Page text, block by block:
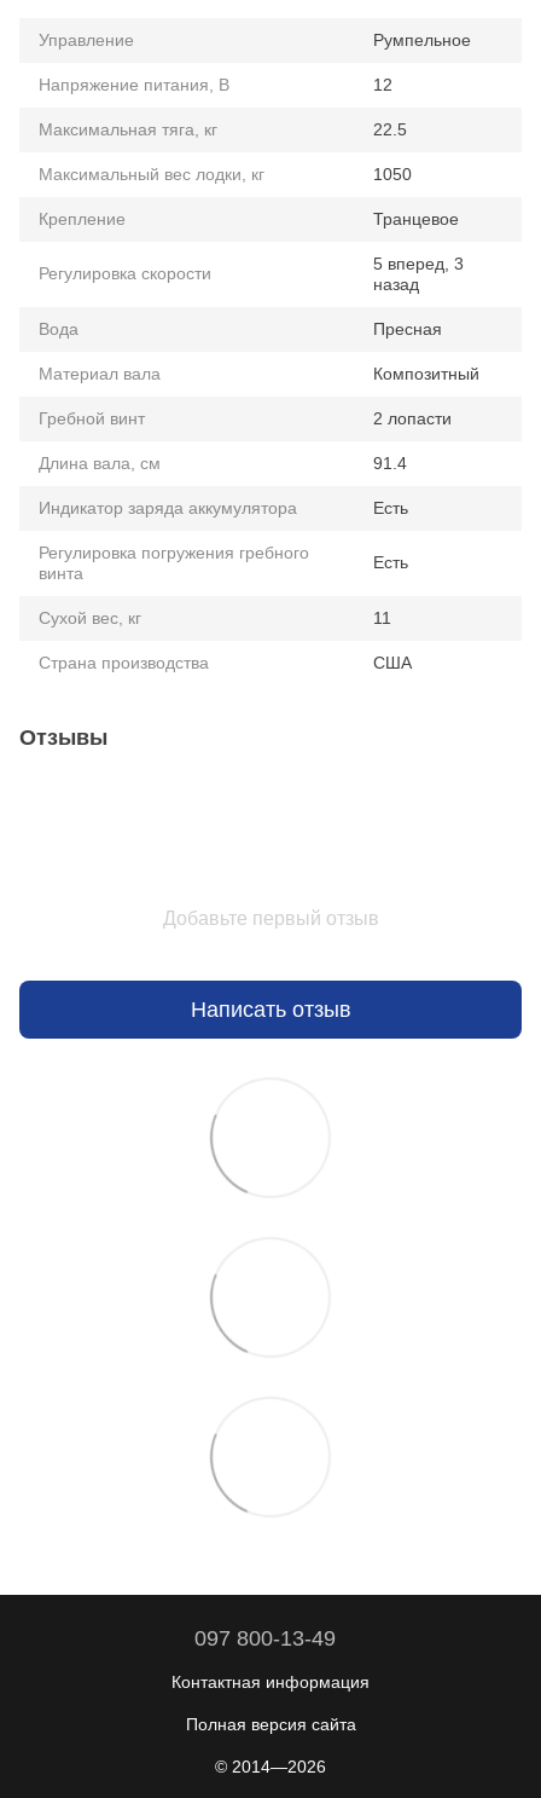
Управление Румпельное
Напряжение питания, В 12
Максимальная тяга, кг 22.5
Максимальный вес лодки, кг 1050
Крепление Транцевое
Регулировка скорости
5 вперед, 3
назад
Вода Пресная
Материал вала Композитный
Гребной винт 2 лопасти
Длина вала, см 91.4
Индикатор заряда аккумулятора Есть
Регулировка погружения гребного
винта
Есть
Сухой вес, кг 11
Страна производства США
Отзывы
Добавьте первый отзыв
Написать отзыв
097 800-13-49
Контактная информация
Полная версия сайта
© 2014—2026